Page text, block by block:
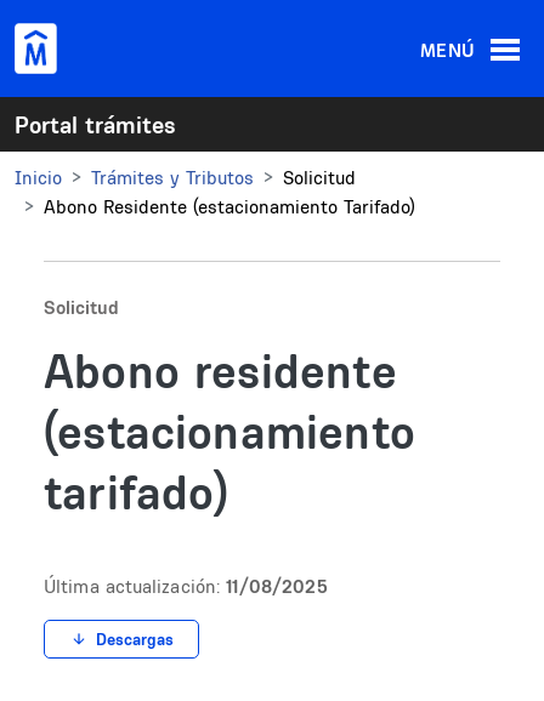
MENÚ
Portal trámites
Inicio Trámites y Tributos
Solicitud
Abono Residente (estacionamiento Tarifado)
Solicitud
Abono residente
(estacionamiento
tarifado)
Última actualización: 11/08/2025
Descargas